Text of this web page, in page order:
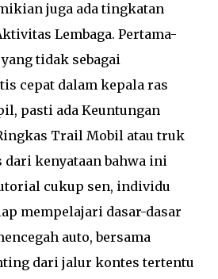
juga ada tingkatan
Lembaga. Pertama-
tidak sebagai
cepat dalam kepala ras
pasti ada Keuntungan
Trail Mobil atau truk
dari kenyataan bahwa ini
cukup sen, individu
mempelajari dasar-dasar
auto, bersama
dari jalur kontes tertentu